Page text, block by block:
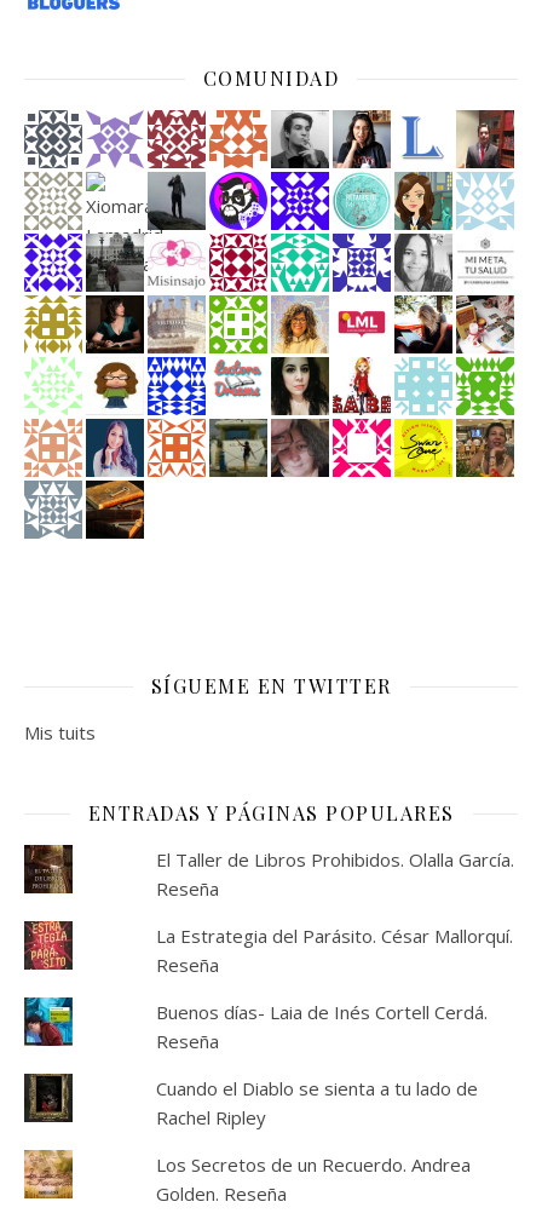
COMUNIDAD
SÍGUEME EN TWITTER
Mis tuits
ENTRADAS Y PÁGINAS POPULARES
El Taller de Libros Prohibidos. Olalla García.
Reseña
La Estrategia del Parásito. César Mallorquí.
Reseña
Buenos días- Laia de Inés Cortell Cerdá.
Reseña
Cuando el Diablo se sienta a tu lado de
Rachel Ripley
Los Secretos de un Recuerdo. Andrea
Golden. Reseña